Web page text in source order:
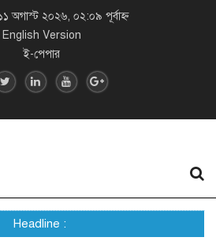
অগাস্ট ২০২৬, ০২:০৯ পূর্বাহ্ন
English Version
ই-পেপার
Headline :